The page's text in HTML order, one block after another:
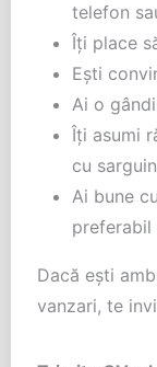
telefon
Îți place
Ești
Ai o
Îți asumi
cu
Ai bune
preferabil
Dacă ești
vanzari, te